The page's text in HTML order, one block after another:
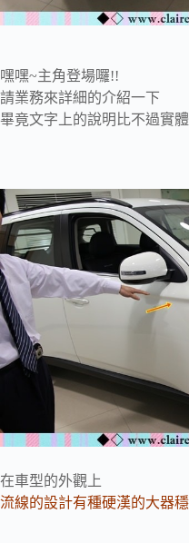
嘿嘿~主角登場囉!!
請業務來詳細的介紹一下
畢竟文字上的說明比不過實
在車型的外觀上
流線的設計有種硬漢的大器